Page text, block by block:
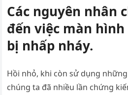
Các nguyên nhân
đến việc màn
bị nhấp nháy.
Hồi nhỏ, khi còn sử dụng
chúng ta đã nhiều lần chứng